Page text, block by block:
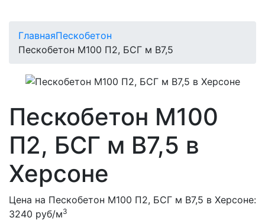
ГлавнаяПескобетон
Пескобетон М100 П2, БСГ м В7,5
Пескобетон М100
П2, БСГ м В7,5 в
Херсоне
Цена на Пескобетон М100 П2, БСГ м В7,5 в Херсоне:
3240 руб/м3